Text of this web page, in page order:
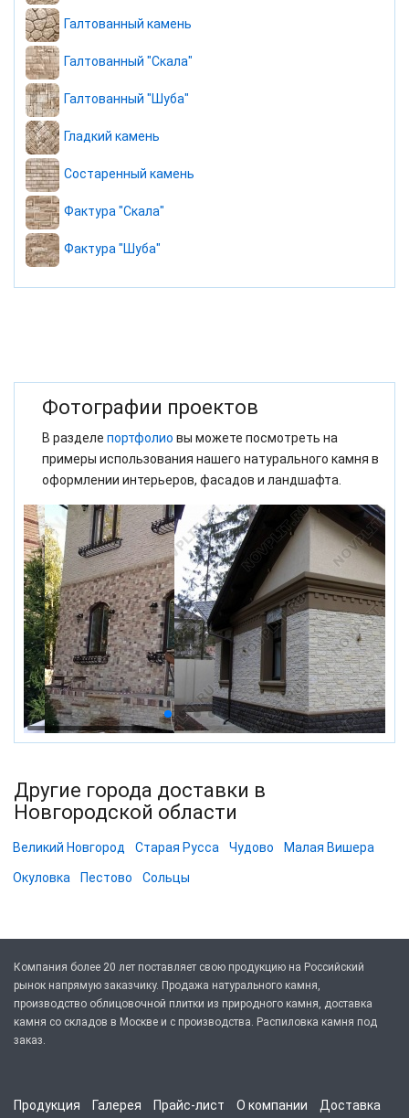
Галтованный камень
Галтованный "Скала"
Галтованный "Шуба"
Гладкий камень
Состаренный камень
Фактура "Скала"
Фактура "Шуба"
Фотографии проектов
В разделе портфолио вы можете посмотреть на
примеры использования нашего натурального камня в
оформлении интерьеров, фасадов и ландшафта.
Другие города доставки в
Новгородской области
Великий Новгород Старая Русса Чудово Малая Вишера
Окуловка Пестово Сольцы
Компания более 20 лет поставляет свою продукцию на Российский
рынок напрямую заказчику. Продажа натурального камня,
производство облицовочной плитки из природного камня, доставка
камня со складов в Москве и с производства. Распиловка камня под
заказ.
Продукция Галерея Прайс-лист О компании Доставка